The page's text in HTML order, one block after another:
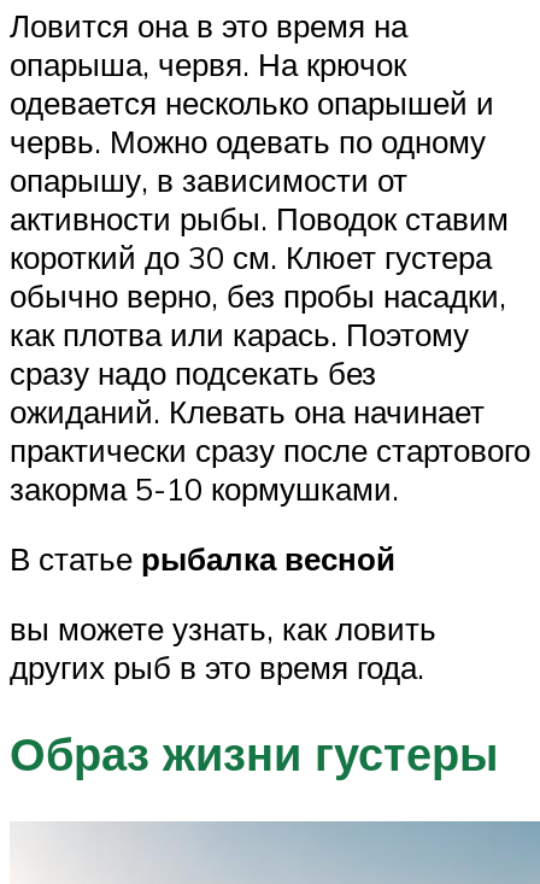
Ловится она в это время на
опарыша, червя. На крючок
одевается несколько опарышей и
червь. Можно одевать по одному
опарышу, в зависимости от
активности рыбы. Поводок ставим
короткий до 30 см. Клюет густера
обычно верно, без пробы насадки,
как плотва или карась. Поэтому
сразу надо подсекать без
ожиданий. Клевать она начинает
практически сразу после стартового
закорма 5-10 кормушками.
В статье рыбалка весной
вы можете узнать, как ловить
других рыб в это время года.
Образ жизни густеры